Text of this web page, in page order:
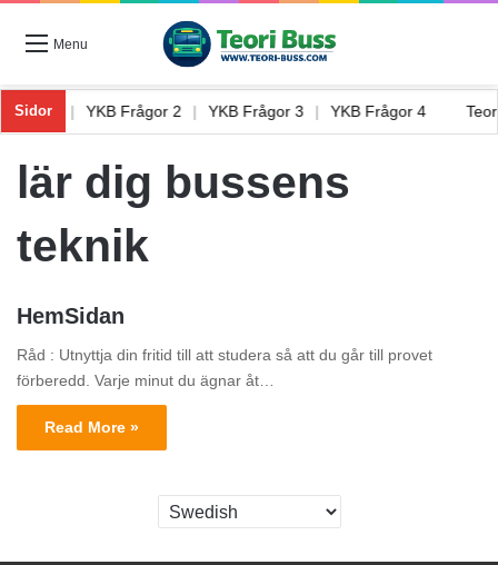
Menu
Sidor
Frågor 1 YKB Frågor 2 YKB Frågor 3 YKB Frågor 4
lär dig bussens
teknik
HemSidan
Råd : Utnyttja din fritid till att studera så att du går till provet
förberedd. Varje minut du ägnar åt…
Read More »